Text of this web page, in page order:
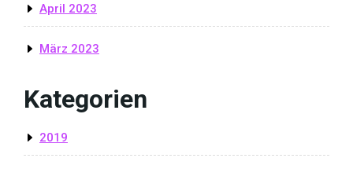
April 2023
März 2023
Kategorien
2019